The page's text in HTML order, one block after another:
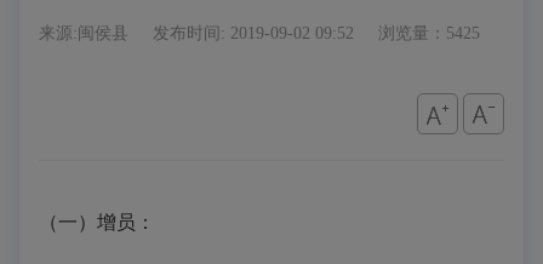
来源:闽侯县 发布时间: 2019-09-02 09:52 浏览量：5425
（一）增员：